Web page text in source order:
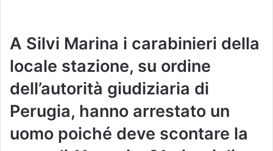
A Silvi Marina i carabinieri della
locale stazione, su ordine
dell’autorità giudiziaria di
Perugia, hanno arrestato un
uomo poiché deve scontare la